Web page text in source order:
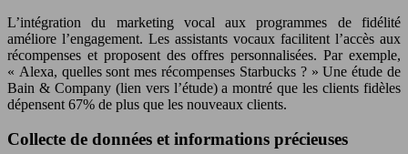
L’intégration du marketing vocal aux programmes de fidélité
améliore l’engagement. Les assistants vocaux facilitent l’accès aux
récompenses et proposent des offres personnalisées. Par exemple,
« Alexa, quelles sont mes récompenses Starbucks ? » Une étude de
Bain & Company (lien vers l’étude) a montré que les clients fidèles
dépensent 67% de plus que les nouveaux clients.
Collecte de données et informations précieuses